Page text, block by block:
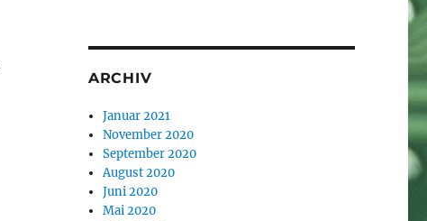
ARCHIV
Januar 2021
November 2020
September 2020
August 2020
Juni 2020
Mai 2020